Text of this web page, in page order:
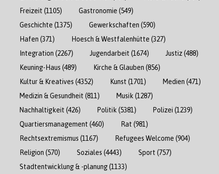
Freizeit (1105) Gastronomie (549)
Geschichte (1375) Gewerkschaften (590)
Hafen (371) Hoesch & Westfalenhütte (327)
Integration (2267) Jugendarbeit (1674) Justiz(488)
Keuning-Haus (489) Kirche & Glauben (856)
Kultur & Kreatives (4352) Kunst (1701) Medien (471)
Medizin & Gesundheit (811) Musik (1287)
Nachhaltigkeit (426) Politik (5381) Polizei (1239)
Quartiersmanagement (460) Rat (981)
Rechtsextremismus (1167) Refugees Welcome (904)
Religion (570) Soziales (4443) Sport (757)
Stadtentwicklung & -planung(1133)